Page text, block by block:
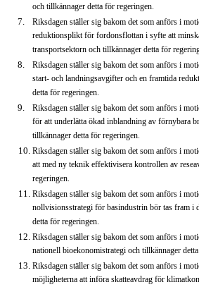
och tillkännager detta för regeringen.
Riksdagen ställer sig bakom det som anförs i
reduktionsplikt för fordonsflottan i syfte att
transportsektorn och tillkännager detta för
Riksdagen ställer sig bakom det som anförs i
start- och landningsavgifter och en framtida
detta för regeringen.
Riksdagen ställer sig bakom det som anförs i
för att underlätta ökad inblandning av förnybara
tillkännager detta för regeringen.
Riksdagen ställer sig bakom det som anförs i
att med ny teknik effektivisera kontrollen av
regeringen.
Riksdagen ställer sig bakom det som anförs i
nollvisionsstrategi för basindustrin bör tas fram i
detta för regeringen.
Riksdagen ställer sig bakom det som anförs i
nationell bioekonomistrategi och tillkännager
Riksdagen ställer sig bakom det som anförs i
möjligheterna att införa skatteavdrag för